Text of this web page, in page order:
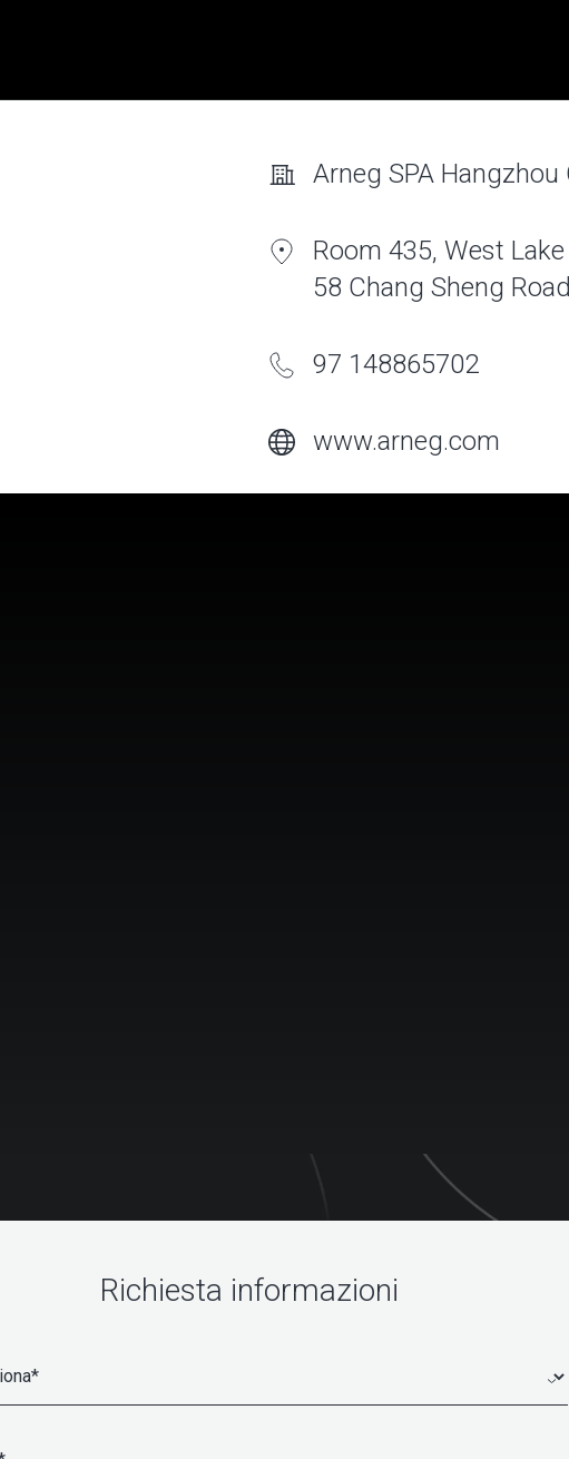
Arneg SPA Hangzhou
Room 435, West
58 Chang Sheng
97 148865702
www.arneg.com
Richiesta informazioni